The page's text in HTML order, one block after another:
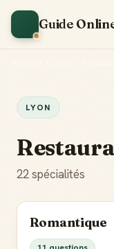
Guide
LYON
22 spécialités
Romantique